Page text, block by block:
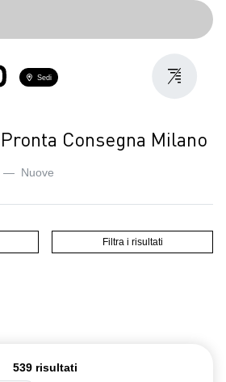
Sedi
Consegna Milano
Nuove
Filtra i risultati
539 risultati